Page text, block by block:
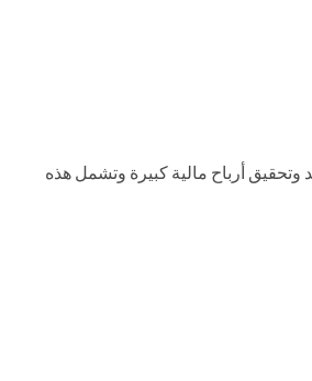
أرباح مالية كبيرة وتشمل هذه